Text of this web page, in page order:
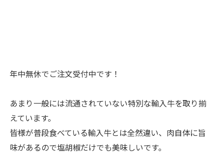
年中無休でご注文受付中です！
あまり一般には流通されていない特別な輸入牛を取り揃
えています。
皆様が普段食べている輸入牛とは全然違い、肉自体に旨
味があるので塩胡椒だけでも美味しいです。